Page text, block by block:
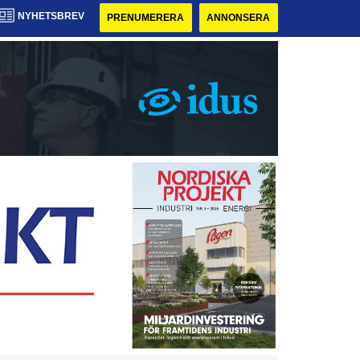
NYHETSBREV PRENUMERERA ANNONSERA